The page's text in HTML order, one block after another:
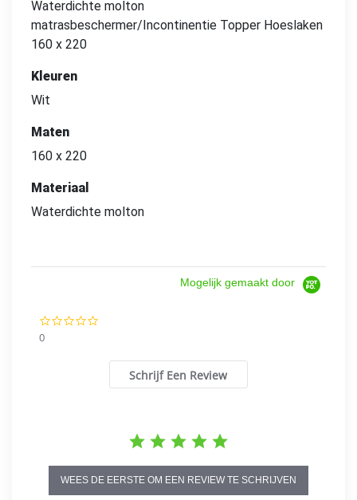
Waterdichte molton
matrasbeschermer/Incontinentie Topper Hoeslaken
160 x 220
Kleuren
Wit
Maten
160 x 220
Materiaal
Waterdichte molton
Mogelijk gemaakt door
0
Schrijf Een Review
WEES DE EERSTE OM EEN REVIEW TE SCHRIJVEN